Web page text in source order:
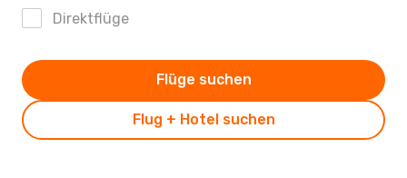
Direktflüge
Flug + Hotel suchen
Flüge suchen